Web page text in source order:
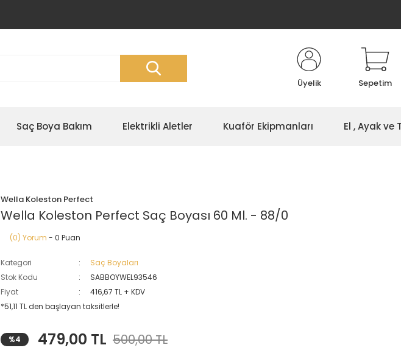
Üyelik Sepetim
Saç Boya Bakım Elektrikli Aletler Kuaför Ekipmanları El , Ayak ve
Wella Koleston Perfect
Wella Koleston Perfect Saç Boyası 60 Ml. - 88/0
(0) Yorum - 0 Puan
Kategori
Saç Boyaları
Stok Kodu
SABBOYWEL93546
Fiyat
416,67 TL + KDV
*51,11 TL den başlayan taksitlerle!
%4 479,00 TL 500,00 TL